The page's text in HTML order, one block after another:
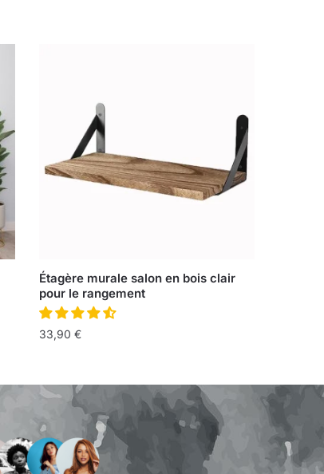
Étagère murale salon en bois clair
pour le rangement
33,90 €